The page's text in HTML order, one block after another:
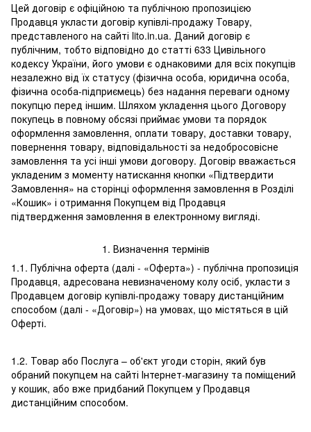
Цей договір є офіційною та публічною пропозицією
Продавця укласти договір купівлі-продажу Товару,
представленого на сайті lito.in.ua. Даний договір є
публічним, тобто відповідно до статті 633 Цивільного
кодексу України, його умови є однаковими для всіх покупців
незалежно від їх статусу (фізична особа, юридична особа,
фізична особа-підприємець) без надання переваги одному
покупцю перед іншим. Шляхом укладення цього Договору
покупець в повному обсязі приймає умови та порядок
оформлення замовлення, оплати товару, доставки товару,
повернення товару, відповідальності за недобросовісне
замовлення та усі інші умови договору. Договір вважається
укладеним з моменту натискання кнопки «Підтвердити
Замовлення» на сторінці оформлення замовлення в Розділі
«Кошик» і отримання Покупцем від Продавця
підтвердження замовлення в електронному вигляді.
1. Визначення термінів
1.1. Публічна оферта (далі - «Оферта») - публічна пропозиція
Продавця, адресована невизначеному колу осіб, укласти з
Продавцем договір купівлі-продажу товару дистанційним
способом (далі - «Договір») на умовах, що містяться в цій
Оферті.
1.2. Товар або Послуга – об'єкт угоди сторін, який був
обраний покупцем на сайті Інтернет-магазину та поміщений
у кошик, або вже придбаний Покупцем у Продавця
дистанційним способом.